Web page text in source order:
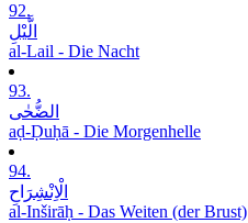
92.
الَّیْلِ
al-Lail - Die Nacht
93.
الضُّحٰی
aḍ-Ḍuḥā - Die Morgenhelle
94.
الْاِنْشِرَاحِ
al-Inširāḥ - Das Weiten (der Brust)